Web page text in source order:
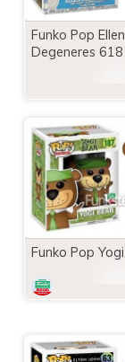
Funko Pop Ellen
Degeneres 618
Funko Pop